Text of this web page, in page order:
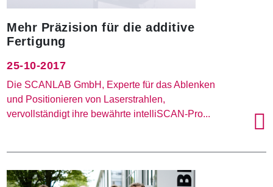
Mehr Präzision für die additive
Fertigung
25-10-2017
Die SCANLAB GmbH, Experte für das Ablenken
und Positionieren von Laserstrahlen,
vervollständigt ihre bewährte intelliSCAN-Pro...